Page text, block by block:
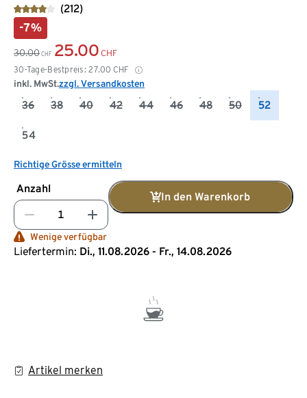
(212)
-7%
30.00 CHF 25.00 CHF
30-Tage-Bestpreis: 27.00 CHF
inkl. MwSt.zzgl. Versandkosten
36 38 40 42 44 46 48 50 52
54
Richtige Grösse ermitteln
Anzahl
In den Warenkorb
Wenige verfügbar
Liefertermin: Di., 11.08.2026 - Fr., 14.08.2026
Artikel merken